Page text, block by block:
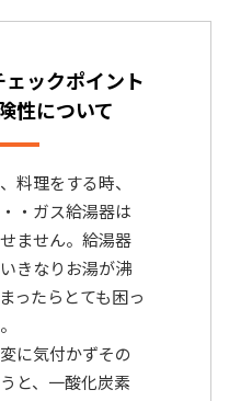
ックポイント
性について
料理をする時、
・ガス給湯器は
ません。給湯器
きなりお湯が沸
ったらとても困っ
に気付かずその
と、一酸化炭素